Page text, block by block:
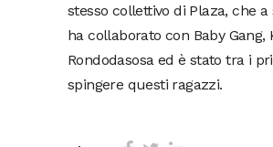
stesso collettivo di Plaza, che a
ha collaborato con Baby Gang,
Rondodasosa ed è stato tra i
spingere questi ragazzi.